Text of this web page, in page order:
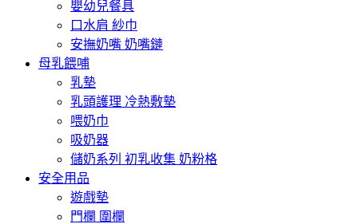
嬰幼兒餐具
口水肩 紗巾
安撫奶嘴 奶嘴鏈
母乳餵哺
乳墊
乳頭護理 冷熱敷墊
喂奶巾
吸奶器
儲奶系列 初乳收集 奶粉格
安全用品
遊戲墊
門欄 圍欄